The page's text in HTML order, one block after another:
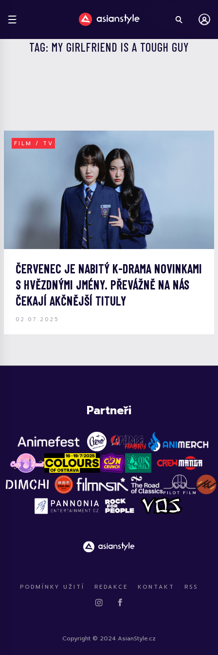
TAG: MY GIRLFRIEND IS A TOUGH GUY
FILM / TV
ČERVENEC JE NABITÝ K-DRAMA NOVINKAMI
S HVĚZDNÝMI JMÉNY. PŘEVÁŽNĚ NA NÁS
ČEKAJÍ AKČNĚJŠÍ TITULY
02.07.2025
Partneři
PODMÍNKY UŽITÍ REDAKCE KONTAKT RSS
Copyright © 2024 AsianStyle.cz